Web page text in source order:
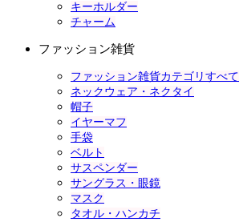
キーホルダー
チャーム
ファッション雑貨
ファッション雑貨カテゴリすべて
ネックウェア・ネクタイ
帽子
イヤーマフ
手袋
ベルト
サスペンダー
サングラス・眼鏡
マスク
タオル・ハンカチ